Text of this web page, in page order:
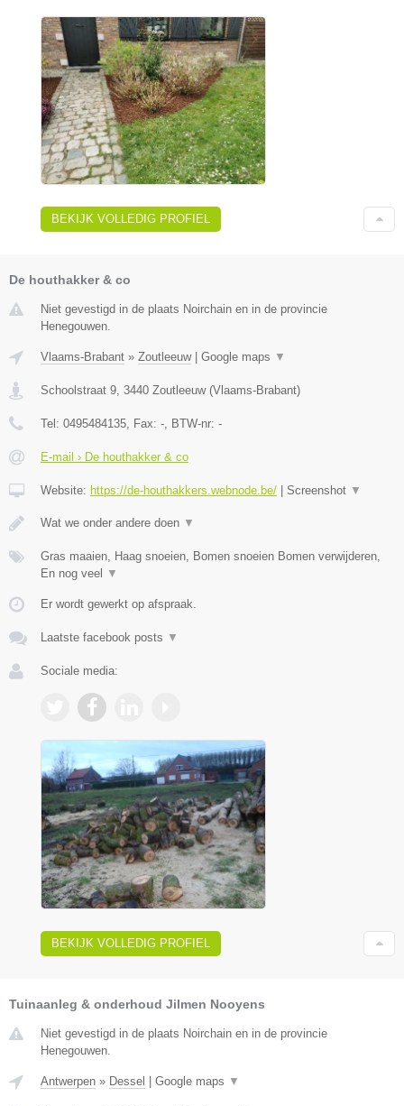
BEKIJK VOLLEDIG PROFIEL
De houthakker & co
Niet gevestigd in de plaats Noirchain en in de provincie
Henegouwen.
Vlaams-Brabant » Zoutleeuw| Google maps ▼
Schoolstraat 9, 3440 Zoutleeuw(Vlaams-Brabant)
Tel: 0495484135, Fax: -, BTW-nr: -
E-mail › De houthakker & co
Website: https://de-houthakkers.webnode.be/ Screenshot ▼
Wat we onder andere doen ▼
Gras maaien, Haag snoeien, Bomen snoeien Bomen verwijderen,
En nog veel
▼
Er wordt gewerkt op afspraak.
Laatste facebook posts ▼
Sociale media:
BEKIJK VOLLEDIG PROFIEL
Tuinaanleg & onderhoud Jilmen Nooyens
Niet gevestigd in de plaats Noirchain en in de provincie
Henegouwen.
Antwerpen » Dessel Google maps ▼